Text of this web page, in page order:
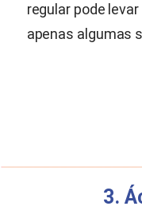
regular pode
apenas algumas
3.